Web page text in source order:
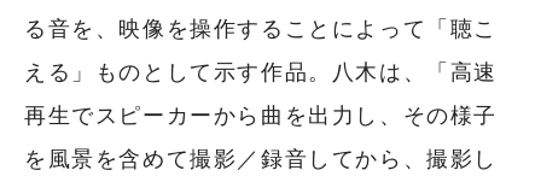
る音を、映像を操作することによって「聴こ
える」ものとして示す作品。八木は、「高速
再生でスピーカーから曲を出力し、その様子
を風景を含めて撮影／録音してから、撮影し